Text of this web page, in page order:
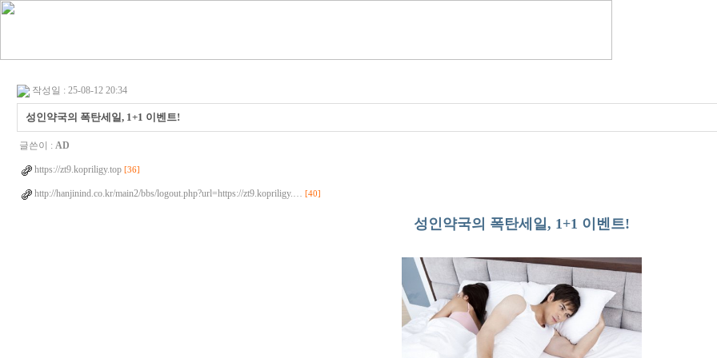
작성일 : 25-08-12 20:34
성인약국의 폭탄세일, 1+1 이벤트!
글쓴이 : AD
https://zt9.kopriligy.top [36]
http://hanjinind.co.kr/main2/bbs/logout.php?url=https://zt9.kopriligy.… [40]
성인약국의 폭탄세일, 1+1 이벤트!